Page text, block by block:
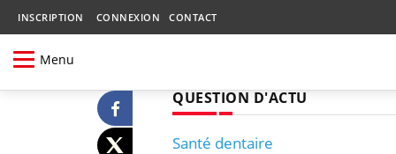
INSCRIPTION CONNEXION CONTACT
Menu
QUESTION D'ACTU
Santé dentaire